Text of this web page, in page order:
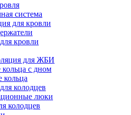
система
для кровли
кровли
для ЖБИ
кольца с дном
кольца
колодцев
люки
колодцев